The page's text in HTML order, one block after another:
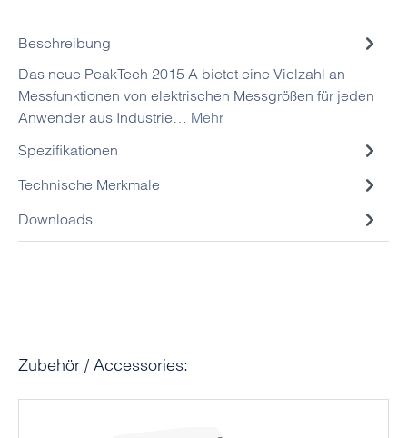
Beschreibung
Das neue PeakTech 2015 A bietet eine Vielzahl an
Messfunktionen von elektrischen Messgrößen für jeden
Anwender aus Industrie… Mehr
Spezifikationen
Technische Merkmale
Downloads
Produktgalerie überspringen
Zubehör / Accessories: